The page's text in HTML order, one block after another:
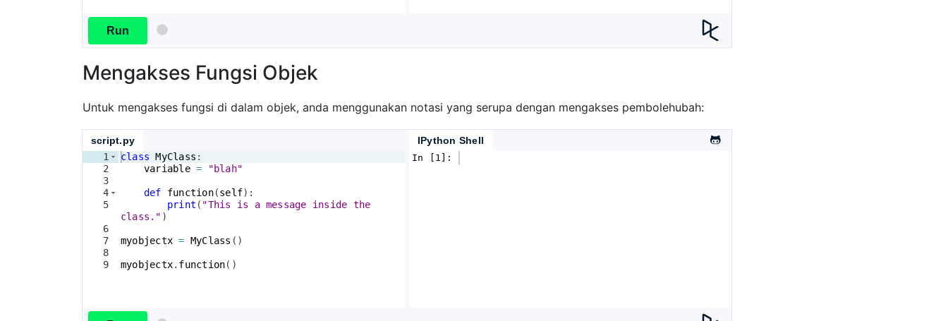
Run
Mengakses Fungsi Objek
Untuk mengakses fungsi di dalam objek, anda menggunakan notasi yang serupa dengan mengakses pembolehubah:
script.py
1
2
3
4
5
6
7
8
9
class MyClass :
variable = "blah"
def function(self) :
print ( "This is a message inside the
class." )
myobjectx = MyClass ( )
myobjectx. function( )
IPython Shell
In [1]: